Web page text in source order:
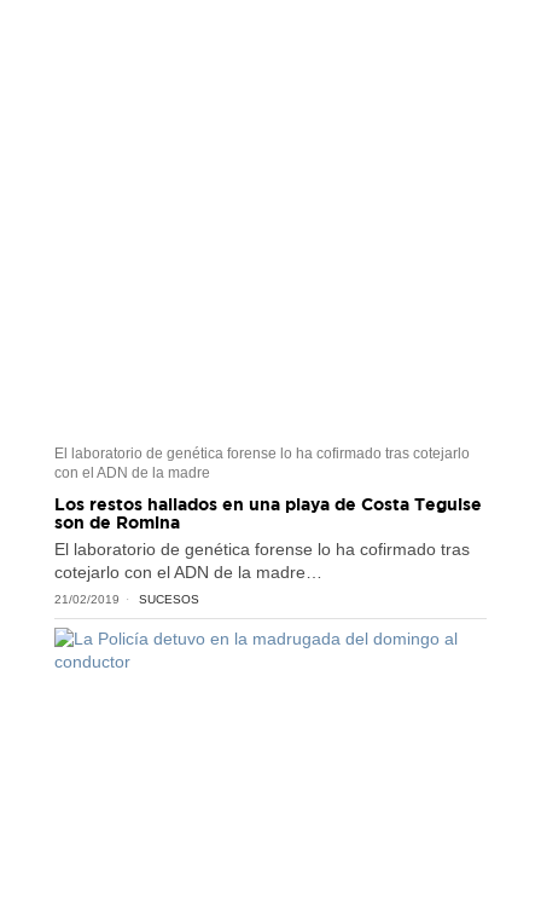
El laboratorio de genética forense lo ha cofirmado tras cotejarlo
con el ADN de la madre
Los restos hallados en una playa de Costa Teguise
son de Romina
El laboratorio de genética forense lo ha cofirmado tras
cotejarlo con el ADN de la madre…
21/02/2019 SUCESOS